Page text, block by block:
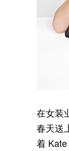
在女装
春天送
着